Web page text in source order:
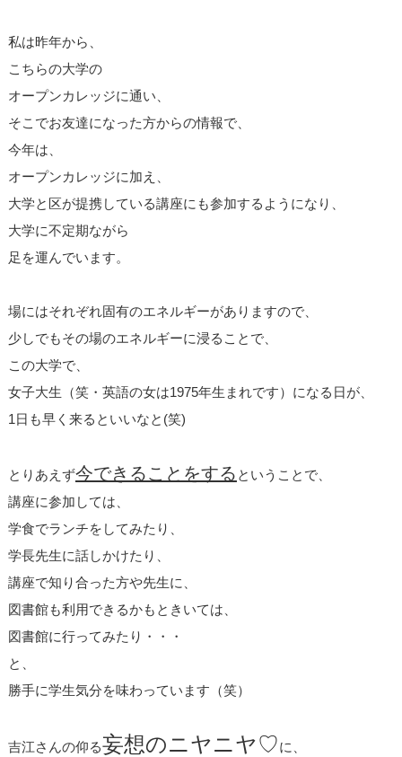
私は昨年から、
こちらの大学の
オープンカレッジに通い、
そこでお友達になった方からの情報で、
今年は、
オープンカレッジに加え、
大学と区が提携している講座にも参加するようになり、
大学に不定期ながら
足を運んでいます。
場にはそれぞれ固有のエネルギーがありますので、
少しでもその場のエネルギーに浸ることで、
この大学で、
女子大生（笑・英語の女は1975年生まれです）になる日が、
1日も早く来るといいなと(笑)
とりあえず今できることをする ということで、
講座に参加しては、
学食でランチをしてみたり、
学長先生に話しかけたり、
講座で知り合った方や先生に、
図書館も利用できるかもときいては、
図書館に行ってみたり・・・
と、
勝手に学生気分を味わっています（笑）
吉江さんの仰る妄想のニヤニヤ♡に、